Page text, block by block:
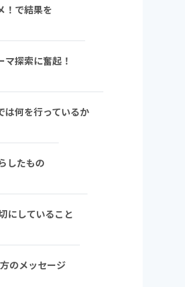
！で結果を
探索に奮起！
何を行っているか
したもの
にしていること
のメッセージ